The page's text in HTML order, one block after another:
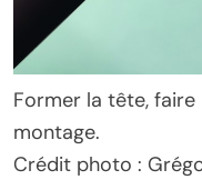
Former la tête,
montage.
Crédit photo :